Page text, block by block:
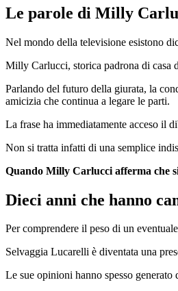
Le parole di Milly
Nel mondo della televisione esistono
Milly Carlucci, storica padrona di casa
Parlando del futuro della giurata, la
amicizia che continua a legare le parti.
La frase ha immediatamente acceso il
Non si tratta infatti di una semplice
Quando Milly Carlucci afferma che
Dieci anni che hanno
Per comprendere il peso di un
Selvaggia Lucarelli è diventata una
Le sue opinioni hanno spesso generato